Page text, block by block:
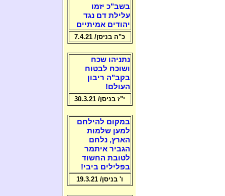
בשב"כ יזמו
עלילת דם נגד
יהודים אמיתיים
כ"ה בניסן/ 7.4.21
נתניהו שכח
ושוכח לבטוח
בקב"ה ריבון
העולם!
י"ז בניסן/ 30.3.21
במקום להילחם
למען שלמות
הארץ, נלחם
הגביר איתמר
לטובת החשוד
בפלילים ביבי!
ו' בניסן/ 19.3.21